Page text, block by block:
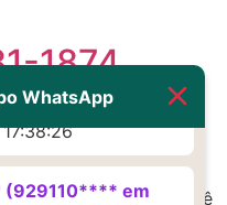
1874
Citotec
24 para Ajudar Você
WhatsApp
em